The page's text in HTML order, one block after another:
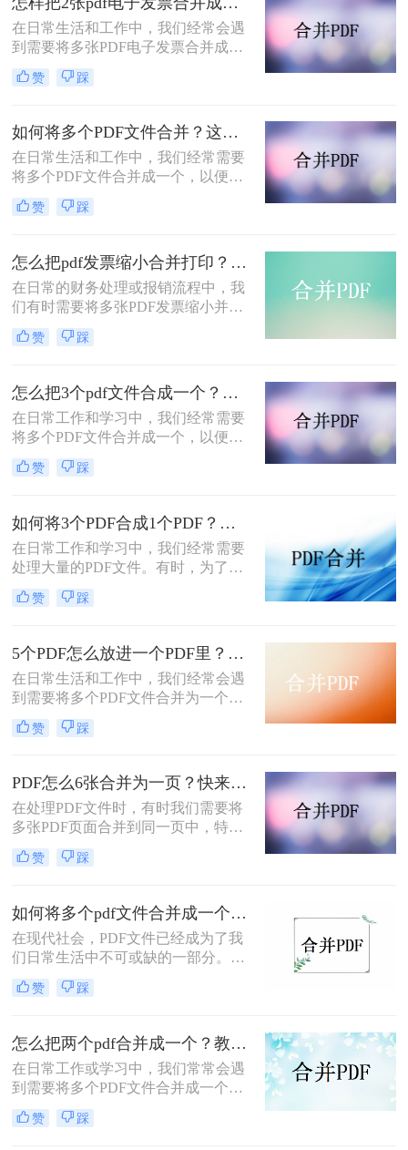
在日常生活和工作中，我们经常会遇
到需要将多张PDF电子发票合并成一
张的情况，以便于保存、打印或发送
给他人。下面将介绍怎样把2张PDF电
的需求。
赞 踩
如何将多个PDF文件合并？这三种合并方法看看！
在日常生活和工作中，我们经常需要
将多个PDF文件合并成一个，以便于
管理、分享或打印。PDF文件格式的
普及使得这种需求变得越来越普遍。
文将介绍几种常用的方法，帮助你轻
松实现多个PDF文件的合并。
赞 踩
怎么把pdf发票缩小合并打印？分享三种方法帮助你解决！
​在日常的财务处理或报销流程中，我
们有时需要将多张PDF发票缩小并合
并后打印，以节省纸张并方便存档。
那么怎么把PDF发票缩小合并打印
助你轻松实现PDF发票的缩小合并打
印。
赞 踩
怎么把3个pdf文件合成一个？分享这三个方法可以给您！
在日常工作和学习中，我们经常需要
将多个PDF文件合并成一个，以便于
查阅、分享或存档。那么怎么把3个
PDF文件合成一个呢？本文将介绍三
方法，帮助读者轻松应对这一需求。
赞 踩
如何将3个PDF合成1个PDF？教你二种方法快速合并！
在日常工作和学习中，我们经常需要
处理大量的PDF文件。有时，为了方
便查阅和传输，我们可能需要将多个
PDF文件合并成一个。本文将介绍如
轻松实现文件合并的需求。
赞 踩
5个PDF怎么放进一个PDF里？教你3种简单的方法！
在日常生活和工作中，我们经常会遇
到需要将多个PDF文件合并为一个的
情况。这样做不仅方便了文件的存储
和传输，也提高了阅读效率。那么5
将介绍三种将5个PDF放进一个PDF里
的方法，帮助读者轻松完成合并任
务。
赞 踩
PDF怎么6张合并为一页？快来看看这二种方法！
在处理PDF文件时，有时我们需要将
多张PDF页面合并到同一页中，特别
是在制作手册、小册子或需要将多个
图像合并到单个页面时。那么PDF怎
种将6张PDF页面合并为一页的方法，
帮助读者高效地完成这一任务。
赞 踩
如何将多个pdf文件合并成一个？教你三招轻松搞定！
在现代社会，PDF文件已经成为了我
们日常生活中不可或缺的一部分。无
论是办公工作还是个人文档整理，我
们都经常需要处理大量的PDF文件。
呢？本文将详细介绍几种快速、简便
的方法，帮助您合并PDF文件，提高
工作效率。
赞 踩
怎么把两个pdf合并成一个？教你2种简单方法！
在日常工作或学习中，我们常常会遇
到需要将多个PDF文件合并成一个的
情况。无论是为了整理文档、减少文
件数量，还是为了方便传输和分享，
赞 踩